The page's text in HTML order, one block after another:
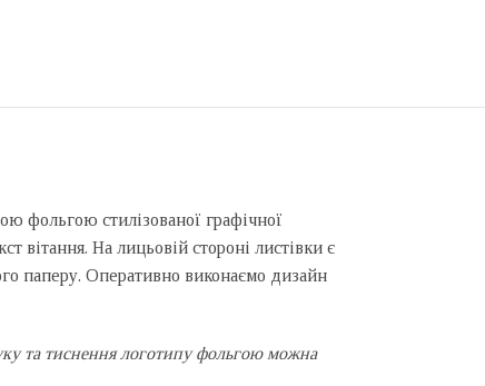
фольгою стилізованої графічної
вітання. На лицьовій стороні листівки є
паперу. Оперативно виконаємо дизайн
та тиснення логотипу фольгою можна